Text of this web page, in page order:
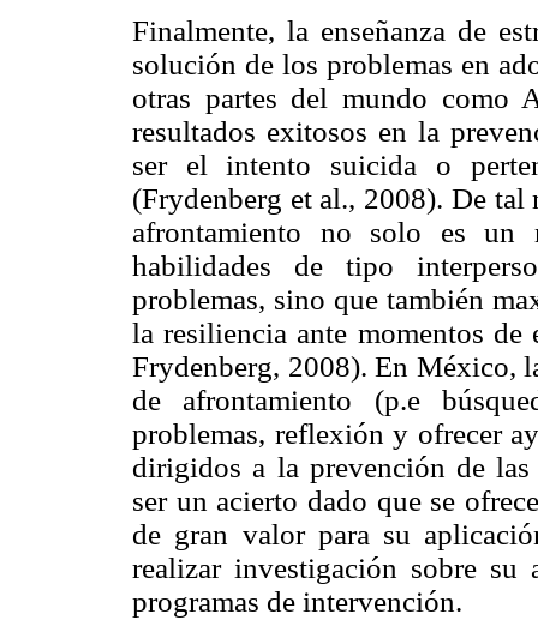
Finalmente, la enseñanza de
solución de los problemas en
otras partes del mundo como
resultados exitosos en la
ser el intento suicida o
(Frydenberg et al., 2008). De tal
afrontamiento no solo es un
habilidades de tipo
problemas, sino que también
la resiliencia ante momentos
Frydenberg, 2008). En México,
de afrontamiento (p.e
problemas, reflexión y ofrecer
dirigidos a la prevención de las
ser un acierto dado que se
de gran valor para su
realizar investigación sobre
programas de intervención.